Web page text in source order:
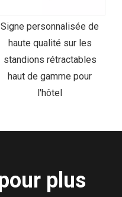
Signe personnalisée de
haute qualité sur les
standions rétractables
haut de gamme pour
l'hôtel
plus